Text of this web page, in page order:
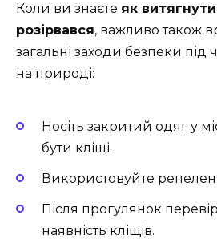
Коли ви знаєте як
розірвався, важливо також
загальні заходи безпеки під
на природі:
Носіть закритий одяг у
бути кліщі.
Використовуйте
Після прогулянок
наявність кліщів.